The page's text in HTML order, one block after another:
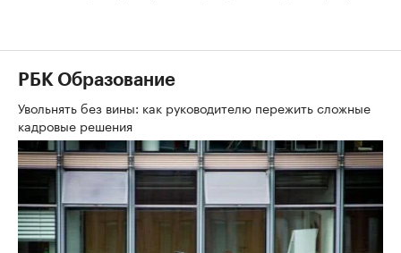
РБК Образование
Увольнять без вины: как руководителю пережить сложные
кадровые решения